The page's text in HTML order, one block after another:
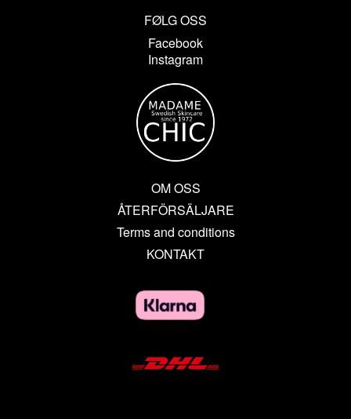
FØLG OSS
Facebook
Instagram
OM OSS
ÅTERFÖRSÄLJARE
Terms and conditions
KONTAKT